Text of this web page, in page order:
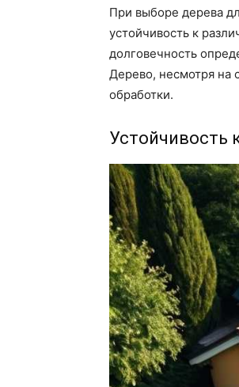
При выборе дерева
устойчивость к
долговечность
Дерево, несмотря на
обработки.
Устойчивость